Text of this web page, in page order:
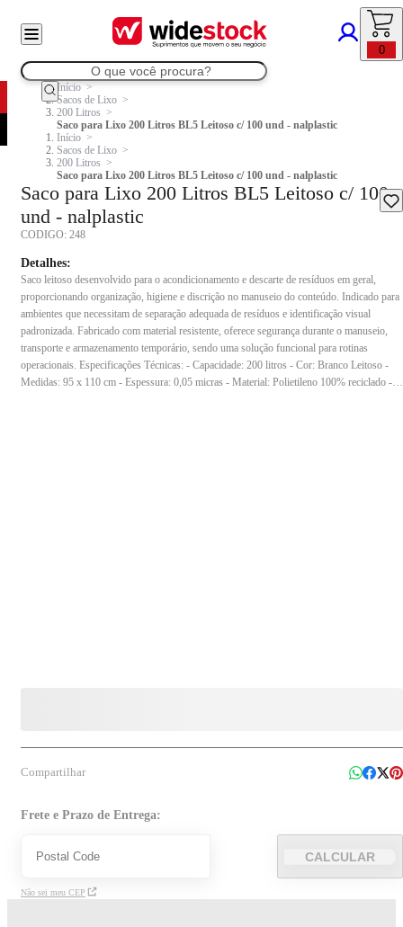
0
Início
Sacos de Lixo
200 Litros
Saco para Lixo 200 Litros BL5 Leitoso c/ 100 und - nalplastic
Início
Sacos de Lixo
200 Litros
Saco para Lixo 200 Litros BL5 Leitoso c/ 100 und - nalplastic
Saco para Lixo 200 Litros BL5 Leitoso c/ 100
und - nalplastic
CODIGO: 248
Detalhes:
Saco leitoso desenvolvido para o acondicionamento e descarte de resíduos em geral,
proporcionando organização, higiene e discrição no manuseio do conteúdo. Indicado para
ambientes que necessitam de separação adequada de resíduos e identificação visual
padronizada. Fabricado com material resistente, oferece segurança durante o manuseio,
transporte e armazenamento temporário, sendo uma solução funcional para rotinas
operacionais. Especificações Técnicas: - Capacidade: 200 litros - Cor: Branco Leitoso -
Medidas: 95 x 110 cm - Espessura: 0,05 micras - Material: Polietileno 100% reciclado -
Compartilhar
Frete e Prazo de Entrega:
CALCULAR
Não sei meu CEP